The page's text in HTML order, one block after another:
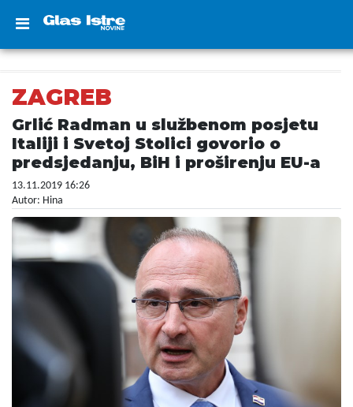
ZAGREB
Grlić Radman u službenom posjetu
Italiji i Svetoj Stolici govorio o
predsjedanju, BiH i proširenju EU-a
13.11.2019 16:26
Autor: Hina